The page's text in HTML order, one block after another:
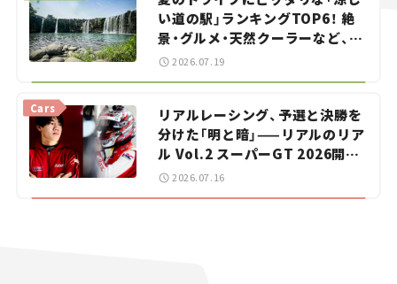
い道の駅」ランキングTOP6！ 絶
景・グルメ・天然クーラーなど、避
暑におすすめのスポットを紹介
【道の駅マニアの推し駅ガイド】
2026.07.19
リアルレーシング、予選と決勝を
分けた「明と暗」——リアルのリア
ル Vol.2 スーパーGT 2026開幕
戦 岡山国際サーキット
Cars
2026.07.16